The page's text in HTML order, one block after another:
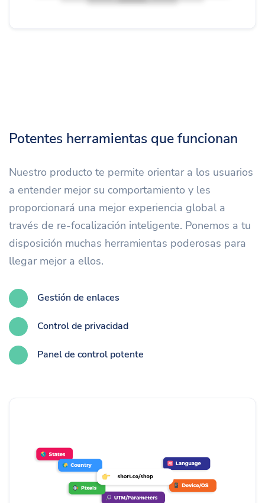
Potentes herramientas que funcionan
Nuestro producto te permite orientar a los usuarios
a entender mejor su comportamiento y les
proporcionará una mejor experiencia global a
través de re-focalización inteligente. Ponemos a tu
disposición muchas herramientas poderosas para
llegar mejor a ellos.
Gestión de enlaces
Control de privacidad
Panel de control potente